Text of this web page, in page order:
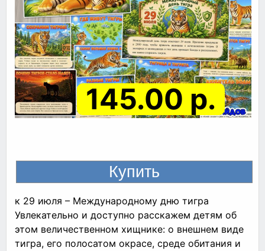
145.00 р.
к 29 июля – Международному дню тигра
Увлекательно и доступно расскажем детям об
этом величественном хищнике: о внешнем виде
тигра, его полосатом окрасе, среде обитания и